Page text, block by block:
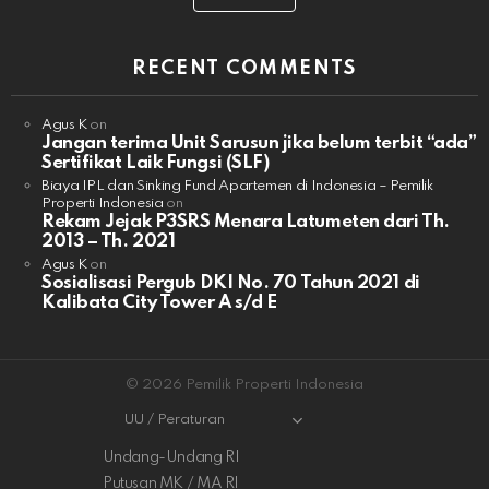
RECENT COMMENTS
Agus Kon
Jangan terima Unit Sarusun jika belum terbit “ada”
Sertifikat Laik Fungsi (SLF)
Biaya IPL dan Sinking Fund Apartemen di Indonesia – Pemilik
Properti Indonesia on
Rekam Jejak P3SRS Menara Latumeten dari Th.
2013 – Th. 2021
Agus Kon
Sosialisasi Pergub DKI No. 70 Tahun 2021 di
Kalibata City Tower A s/d E
© 2026 Pemilik Properti Indonesia
UU / Peraturan
Undang-Undang RI
Putusan MK / MA RI